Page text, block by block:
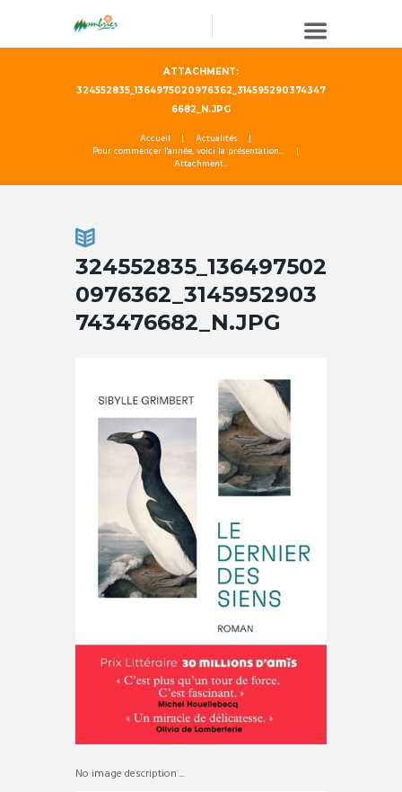
ATTACHMENT:
324552835_1364975020976362_314595290374347
6682_N.JPG
Accueil
Actualités
Pour commencer l'année, voici la présentation...
Attachment...
324552835_136497502
0976362_3145952903
743476682_N.JPG
No image description ...